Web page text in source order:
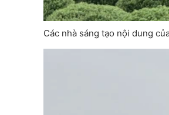
Các nhà sáng tạo nội dung